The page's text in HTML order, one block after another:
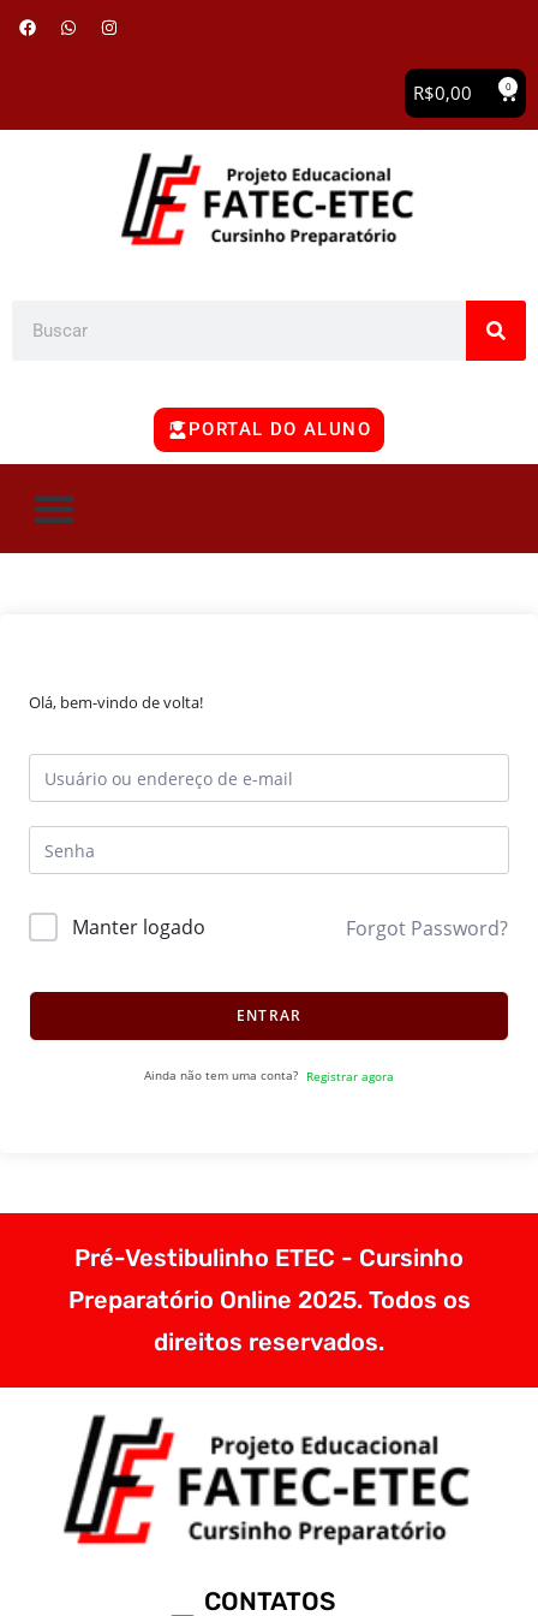
R$0,00 0
PORTAL DO ALUNO
Olá, bem-vindo de volta!
Manter logado Forgot Password?
ENTRAR
Ainda não tem uma conta? Registrar agora
Pré-Vestibulinho ETEC - Cursinho
Preparatório Online 2025. Todos os
direitos reservados.
CONTATOS